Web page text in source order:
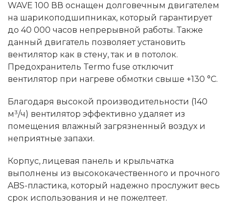
WAVE 100 ВВ оснащен долговечным двигателем
на шарикоподшипниках, который гарантирует
до 40 000 часов непрерывной работы. Также
данный двигатель позволяет установить
вентилятор как в стену, так и в потолок.
Предохранитель Termo fuse отключит
вентилятор при нагреве обмотки свыше +130 °C.
Благодаря высокой производительности (140
м³/ч) вентилятор эффективно удаляет из
помещения влажный загрязненный воздух и
неприятные запахи.
Корпус, лицевая панель и крыльчатка
выполнены из высококачественного и прочного
ABS-пластика, который надежно прослужит весь
срок использования и не пожелтеет.